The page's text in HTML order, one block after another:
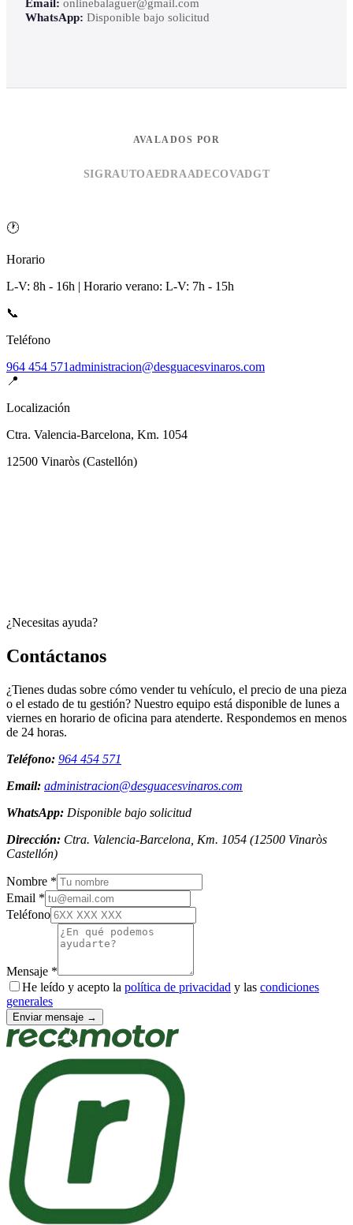
WhatsApp: Disponible bajo solicitud
AVALADOS POR
SIGRAUTOAEDRAADECOVADGT
🕐
Horario
L-V: 8h - 16h | Horario verano: L-V: 7h - 15h
📞
Teléfono
964 454 571administracion@desguacesvinaros.com
📍
Localización
Ctra. Valencia-Barcelona, Km. 1054
12500 Vinaròs (Castellón)
¿Necesitas ayuda?
Contáctanos
¿Tienes dudas sobre cómo vender tu vehículo, el precio de una pieza
o el estado de tu gestión? Nuestro equipo está disponible de lunes a
viernes en horario de oficina para atenderte. Respondemos en menos
de 24 horas.
Teléfono: 964 454 571
Email: administracion@desguacesvinaros.com
WhatsApp: Disponible bajo solicitud
Dirección: Ctra. Valencia-Barcelona, Km. 1054 (12500 Vinaròs
Castellón)
Nombre *
Email *
Teléfono
Mensaje *
He leído y acepto la política de privacidad y las condiciones
generales
Enviar mensaje →